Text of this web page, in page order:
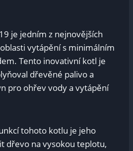
je jedním z nejnovějších
vytápění s minimálním
Tento inovativní kotl je
dřevěné palivo a
pro ohřev vody a vytápění
tohoto kotlu je jeho
dřevo na vysokou teplotu,